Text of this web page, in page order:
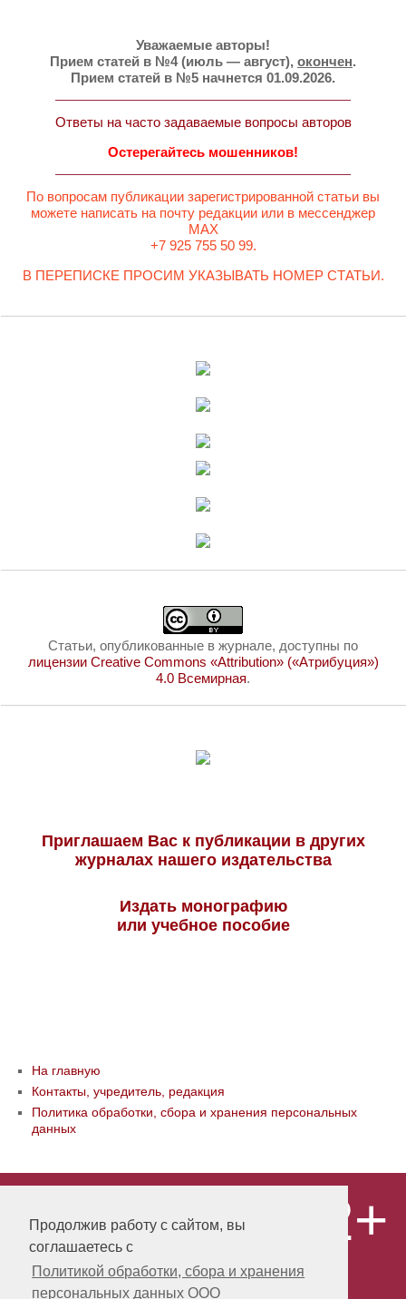
Продолжив работу с сайтом, вы
соглашаетесь с
Политикой обработки, сбора и хранения
персональных данных ООО
Уважаемые авторы!
Прием статей в №4 (июль — август), окончен.
Прием статей в №5 начнется 01.09.2026.
Ответы на часто задаваемые вопросы авторов
Остерегайтесь мошенников!
По вопросам публикации зарегистрированной статьи вы
можете написать на почту редакции или в мессенджер
MAX
+7 925 755 50 99.
В ПЕРЕПИСКЕ ПРОСИМ УКАЗЫВАТЬ НОМЕР СТАТЬИ.
Статьи, опубликованные в журнале, доступны по
лицензии Creative Commons «Attribution» («Атрибуция»)
4.0 Всемирная.
Приглашаем Вас к публикации в других
журналах нашего издательства
Издать монографию
или учебное пособие
На главную
Контакты, учредитель, редакция
Политика обработки, сбора и хранения персональных
данных
«Publishing company «World of science»,
LLC Материалы, размещенные на сайте,
охраняются Законом о защите авторских
прав. Публикация любых материалов
этого сайта запрещена без
12+